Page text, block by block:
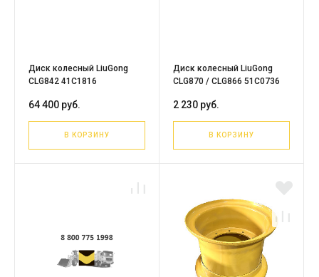
Диск колесный LiuGong
CLG842 41C1816
64 400 руб.
В КОРЗИНУ
Диск колесный LiuGong
CLG870 / CLG866 51C0736
2 230 руб.
В КОРЗИНУ